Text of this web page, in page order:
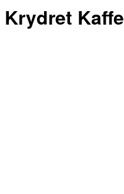
Krydret Kaffe